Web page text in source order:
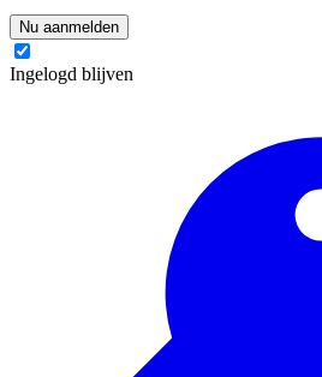
Nu aanmelden
Ingelogd blijven